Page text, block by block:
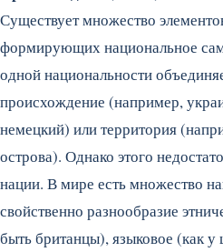
Существует множество
формирующих национальное
одной национальности
происхождение (например,
немецкий) или территория
острова). Однако этого
нации. В мире есть множество
свойственно разнообразие
быть британцы), языковое (как